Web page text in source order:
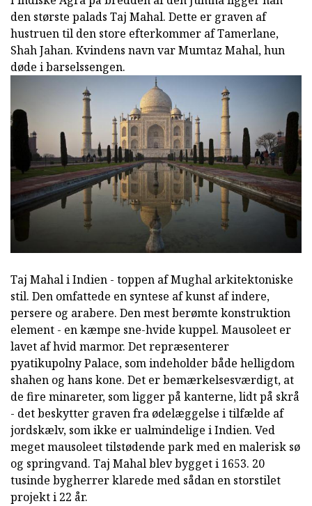
den største palads Taj Mahal. Dette er graven af
hustruen til den store efterkommer af Tamerlane,
Shah Jahan. Kvindens navn var Mumtaz Mahal, hun
døde i barselssengen.
Taj Mahal i Indien - toppen af Mughal arkitektoniske
stil. Den omfattede en syntese af kunst af indere,
persere og arabere. Den mest berømte konstruktion
element - en kæmpe sne-hvide kuppel. Mausoleet er
lavet af hvid marmor. Det repræsenterer
pyatikupolny Palace, som indeholder både helligdom
shahen og hans kone. Det er bemærkelsesværdigt, at
de fire minareter, som ligger på kanterne, lidt på skrå
- det beskytter graven fra ødelæggelse i tilfælde af
jordskælv, som ikke er ualmindelige i Indien. Ved
meget mausoleet tilstødende park med en malerisk sø
og springvand. Taj Mahal blev bygget i 1653. 20
tusinde bygherrer klarede med sådan en storstilet
projekt i 22 år.